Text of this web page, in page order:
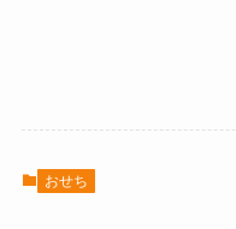
おせち